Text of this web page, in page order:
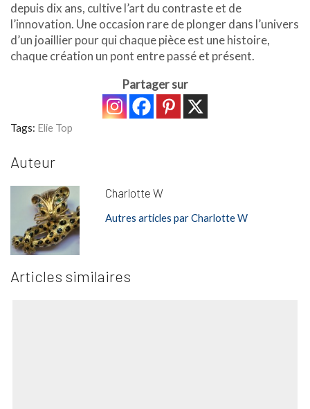
depuis dix ans, cultive l’art du contraste et de
l’innovation. Une occasion rare de plonger dans l’univers
d’un joaillier pour qui chaque pièce est une histoire,
chaque création un pont entre passé et présent.
Partager sur
Tags: Elie Top
Auteur
Charlotte W
Autres articles par Charlotte W
Articles similaires